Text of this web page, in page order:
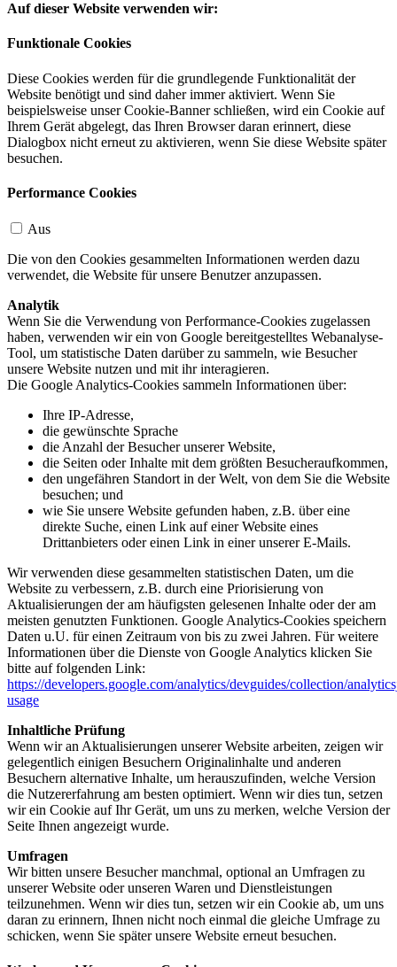
Auf dieser Website verwenden wir:
Funktionale Cookies
Diese Cookies werden für die grundlegende Funktionalität der
Website benötigt und sind daher immer aktiviert. Wenn Sie
beispielsweise unser Cookie-Banner schließen, wird ein Cookie auf
Ihrem Gerät abgelegt, das Ihren Browser daran erinnert, diese
Dialogbox nicht erneut zu aktivieren, wenn Sie diese Website später
besuchen.
Performance Cookies
Aus
Die von den Cookies gesammelten Informationen werden dazu
verwendet, die Website für unsere Benutzer anzupassen.
Analytik
Wenn Sie die Verwendung von Performance-Cookies zugelassen
haben, verwenden wir ein von Google bereitgestelltes Webanalyse-
Tool, um statistische Daten darüber zu sammeln, wie Besucher
unsere Website nutzen und mit ihr interagieren.
Die Google Analytics-Cookies sammeln Informationen über:
Ihre IP-Adresse,
die gewünschte Sprache
die Anzahl der Besucher unserer Website,
die Seiten oder Inhalte mit dem größten Besucheraufkommen,
den ungefähren Standort in der Welt, von dem Sie die Website
besuchen; und
wie Sie unsere Website gefunden haben, z.B. über eine
direkte Suche, einen Link auf einer Website eines
Drittanbieters oder einen Link in einer unserer E-Mails.
Wir verwenden diese gesammelten statistischen Daten, um die
Website zu verbessern, z.B. durch eine Priorisierung von
Aktualisierungen der am häufigsten gelesenen Inhalte oder der am
meisten genutzten Funktionen. Google Analytics-Cookies speichern
Daten u.U. für einen Zeitraum von bis zu zwei Jahren. Für weitere
Informationen über die Dienste von Google Analytics klicken Sie
bitte auf folgenden Link:
https://developers.google.com/analytics/devguides/collection/
usage
Inhaltliche Prüfung
Wenn wir an Aktualisierungen unserer Website arbeiten, zeigen wir
gelegentlich einigen Besuchern Originalinhalte und anderen
Besuchern alternative Inhalte, um herauszufinden, welche Version
die Nutzererfahrung am besten optimiert. Wenn wir dies tun, setzen
wir ein Cookie auf Ihr Gerät, um uns zu merken, welche Version der
Seite Ihnen angezeigt wurde.
Umfragen
Wir bitten unsere Besucher manchmal, optional an Umfragen zu
unserer Website oder unseren Waren und Dienstleistungen
teilzunehmen. Wenn wir dies tun, setzen wir ein Cookie ab, um uns
daran zu erinnern, Ihnen nicht noch einmal die gleiche Umfrage zu
schicken, wenn Sie später unsere Website erneut besuchen.